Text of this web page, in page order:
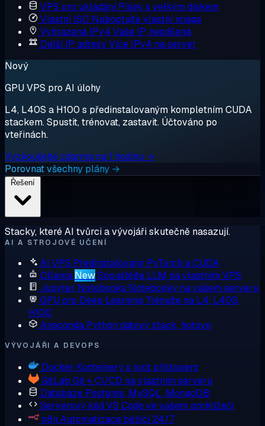
VPS pro ukládání Plány s velkým diskem
Vlastní ISO Nabootujte vlastní image
Vyhrazená IPv4 Vaše IP, nesdílená
Další IP adresyVíce IPv4 na server
Nový
GPU VPS pro AI úlohy
L4, L40S a H100 s předinstalovaným kompletním CUDA
stackem. Spustit, trénovat, zastavit. Účtováno po
vteřinách.
Vyzkoušejte zdarma na 1 hodinu →
Porovnat všechny plány →
Stacky, které AI tvůrci a vývojáři skutečně nasazují.
AI A STROJOVÉ UČENÍ
AI VPS Předinstalovaný PyTorch a CUDA
Ollama NewSpouštějte LLM na vlastním VPS
Jupyter Notebooks Notebooky na vašem serveru
GPU pro Deep Learning Trénujte na L4, L40S,
H100
Anaconda Python datový stack, hotovo
VÝVOJÁŘI A DEVOPS
Docker Kontejnery s root přístupem
GitLab Git + CI/CD na vlastním serveru
Databáze Postgres, MySQL, MongoDB
Serverový kód VS Code ve vašem prohlížeči
n8n Automatizace běžící 24/7